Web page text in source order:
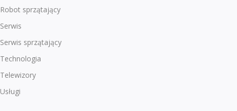
Robot sprzątający
Serwis
Serwis sprzątający
Technologia
Telewizory
Usługi